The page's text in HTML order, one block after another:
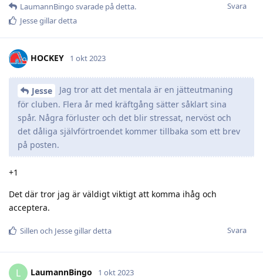
Svara
LaumannBingo svarade på detta.
Jessegillar detta
HOCKEY 1 okt 2023
Jesse
Jag tror att det mentala är en jätteutmaning
för cluben. Flera år med kräftgång sätter såklart sina
spår. Några förluster och det blir stressat, nervöst och
det dåliga självförtroendet kommer tillbaka som ett brev
på posten.
+1
Det där tror jag är väldigt viktigt att komma ihåg och
acceptera.
Svara
Sillen och Jessegillar detta
L LaumannBingo 1 okt 2023